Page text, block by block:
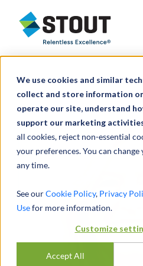
We use cookies and similar
collect and store information
operate our site, understand
support our marketing
all cookies, reject non-essential
your preferences. You can change
any time.
See ourCookie Policy, Privacy
Usefor more information.
Customize
Accept All
Stout Relentless Excellence